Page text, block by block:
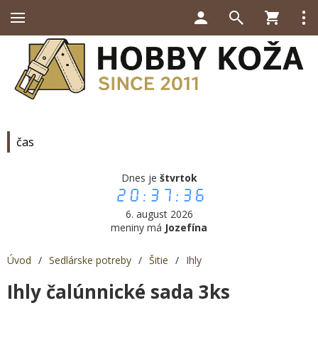
čas
Dnes je štvrtok
20:37:36
6. august 2026
meniny má Jozefína
Úvod / Sedlárske potreby / Šitie / Ihly
Ihly čalúnnické sada 3ks